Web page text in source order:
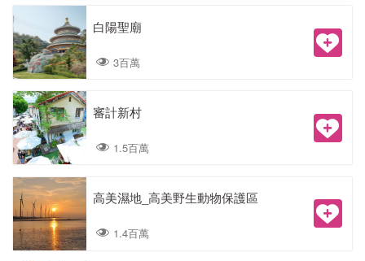
白陽聖廟
3百萬
審計新村
1.5百萬
高美濕地_高美野生動物保護區
1.4百萬